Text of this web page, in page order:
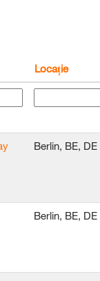
Locație
Berlin, BE, DE
Berlin, BE, DE